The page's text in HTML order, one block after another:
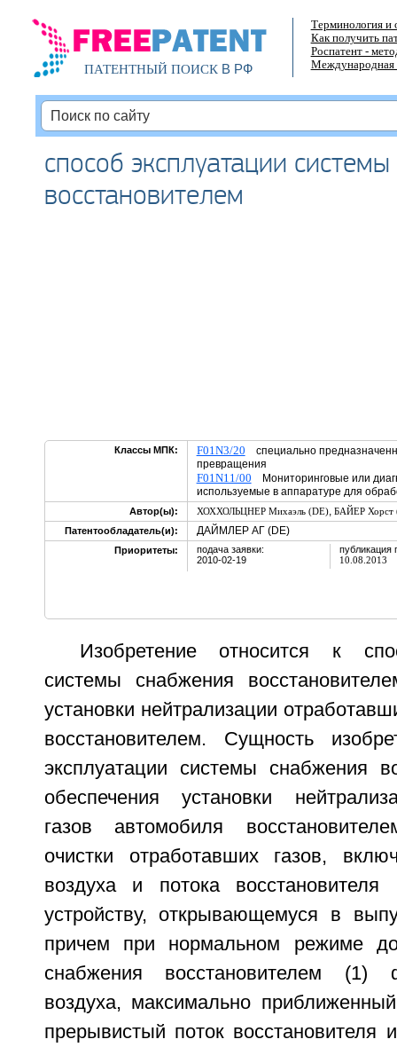
ПАТЕНТНЫЙ ПОИСКВ РФ
Терминология и
Как получить
Роспатент -
Международная
способ эксплуатации
восстановителем
Классы МПК: F01N3/20 специально
превращения
F01N11/00 Мониторинговые или
используемые в аппаратуре для
Автор(ы): ХОХХОЛЬЦНЕР Михаэль (DE), БАЙЕР Хорст
Патентообладатель(и):
ДАЙМЛЕР АГ (DE)
Приоритеты:
подача заявки:
2010-02-19
публикация
10.08.2013
Изобретение относится к
системы снабжения
установки нейтрализации
восстановителем. Сущность
эксплуатации системы снабжения
обеспечения установки
газов автомобиля
очистки отработавших газов,
воздуха и потока восстановителя
устройству, открывающемуся в
причем при нормальном режиме
снабжения восстановителем (1)
воздуха, максимально
прерывистый поток